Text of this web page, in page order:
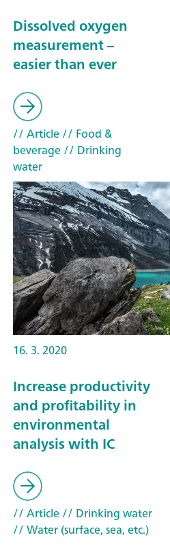
Dissolved oxygen
measurement –
easier than ever
// Article// Food &
beverage// Drinking
water
16. 3. 2020
Increase productivity
and profitability in
environmental
analysis with IC
// Article// Drinking water
// Water (surface, sea, etc.)